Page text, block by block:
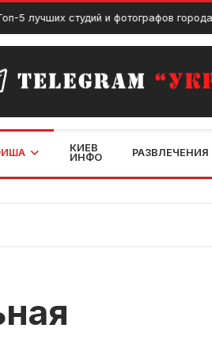
студий и фотографов города
КИЕВ
ИНФО
РАЗВЛЕЧЕНИЯ